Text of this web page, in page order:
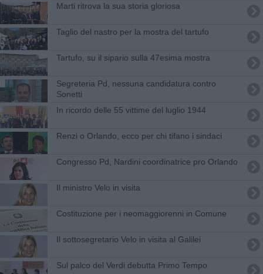
Marti ritrova la sua storia gloriosa
Taglio del nastro per la mostra del tartufo
Tartufo, su il sipario sulla 47esima mostra
Segreteria Pd, nessuna candidatura contro
Sonetti
In ricordo delle 55 vittime del luglio 1944
Renzi o Orlando, ecco per chi tifano i sindaci
Congresso Pd, Nardini coordinatrice pro Orlando
Il ministro Velo in visita
Costituzione per i neomaggiorenni in Comune
Il sottosegretario Velo in visita al Galilei
Sul palco del Verdi debutta Primo Tempo